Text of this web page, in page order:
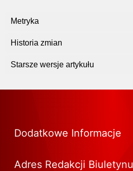
Metryka
Historia zmian
Starsze wersje artykułu
Dodatkowe Informacje
Adres Redakcji Biuletynu